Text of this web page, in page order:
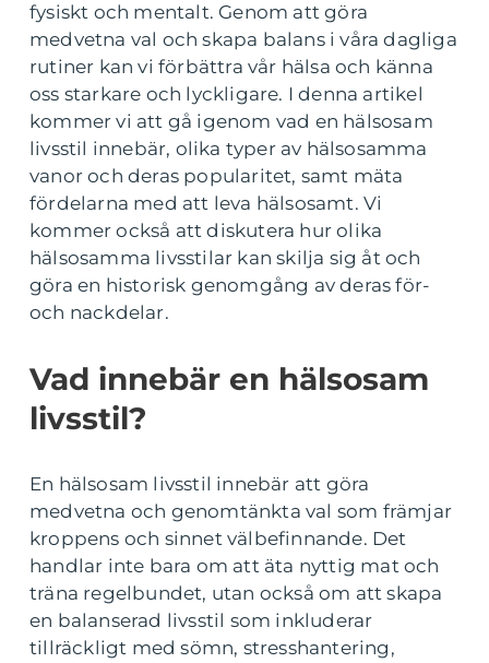
fysiskt och mentalt. Genom att göra
medvetna val och skapa balans i våra dagliga
rutiner kan vi förbättra vår hälsa och känna
oss starkare och lyckligare. I denna artikel
kommer vi att gå igenom vad en hälsosam
livsstil innebär, olika typer av hälsosamma
vanor och deras popularitet, samt mäta
fördelarna med att leva hälsosamt. Vi
kommer också att diskutera hur olika
hälsosamma livsstilar kan skilja sig åt och
göra en historisk genomgång av deras för-
och nackdelar.
Vad innebär en hälsosam
livsstil?
En hälsosam livsstil innebär att göra
medvetna och genomtänkta val som främjar
kroppens och sinnet välbefinnande. Det
handlar inte bara om att äta nyttig mat och
träna regelbundet, utan också om att skapa
en balanserad livsstil som inkluderar
tillräckligt med sömn, stresshantering,